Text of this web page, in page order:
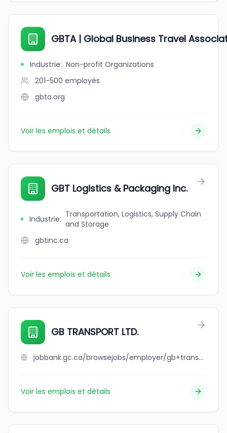
GBTA | Global Business Travel
Industrie: Non-profit Organizations
201-500 employés
gbta.org
Voir les emplois et détails
GBT Logistics & Packaging Inc.
Industrie: Transportation, Logistics, Supply Chain
and Storage
gbtinc.ca
Voir les emplois et détails
GB TRANSPORT LTD.
jobbank.gc.ca/browsejobs/employer/gb+transport+ltd./ca
Voir les emplois et détails